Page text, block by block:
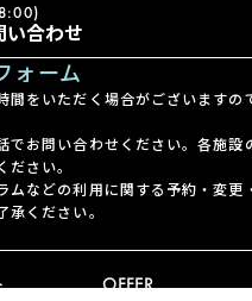
い合わせ
ォーム
間をいただく場合がございますの
でお問い合わせください。各施設
ださい。
ムなどの利用に関する予約・変更
承ください。
OFFER